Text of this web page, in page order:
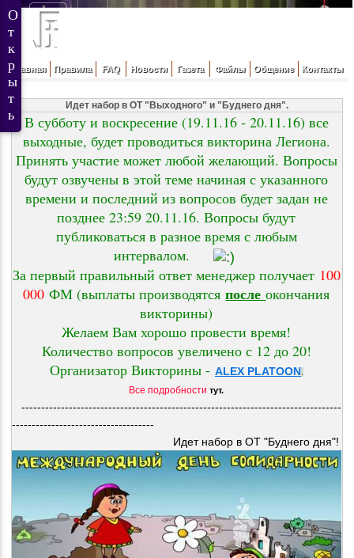
Главная Правила FAQ Новости Газета Файлы Общение Контакты
Идет набор в ОТ "Выходного" и "Буднего дня".
В субботу и воскресение (19.11.16 - 20.11.16) все
выходные, будет проводиться викторина Легиона.
Принять участие может любой желающий. Вопросы
будут озвучены в этой теме начиная с указанного
времени и последний из вопросов будет задан не
позднее 23:59 20.11.16. Вопросы будут
публиковаться в разное время с любым
интервалом.
За первый правильный ответ менеджер получает 100
000 ФМ (выплаты производятсяпослеокончания
викторины)
Желаем Вам хорошо провести время!
Количество вопросов увеличено с 12 до 20!
Организатор Викторины - ALEX PLATOON
Все подробноститут.
---------------------------------------------------------------------------------
------------------------------------
Идет набор в ОТ "Буднего дня"!